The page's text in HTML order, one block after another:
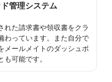
管理システム
れた請求書や領収書をクラ
わっています。また自分で
メールメイトのダッシュボ
可能です。